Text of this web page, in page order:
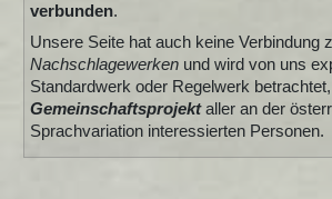
verbunden.
Unsere Seite hat auch keine Verbindung
Nachschlagewerkenund wird von uns
Standardwerk oder Regelwerk
Gemeinschaftsprojektaller an der
Sprachvariation interessierten Personen.